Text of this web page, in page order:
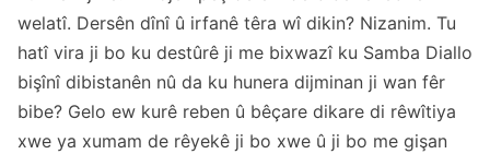
welatî. Dersên dînî û irfanê têra wî dikin? Nizanim. Tu
hatî vira ji bo ku destûrê ji me bixwazî ku Samba Diallo
bişînî dibistanên nû da ku hunera dijminan ji wan fêr
bibe? Gelo ew kurê reben û bêçare dikare di rêwîtiya
xwe ya xumam de rêyekê ji bo xwe û ji bo me gişan